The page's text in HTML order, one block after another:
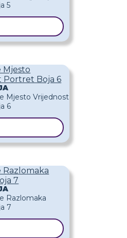
Mjesto
Portret Boja 6
Razlomaka
7